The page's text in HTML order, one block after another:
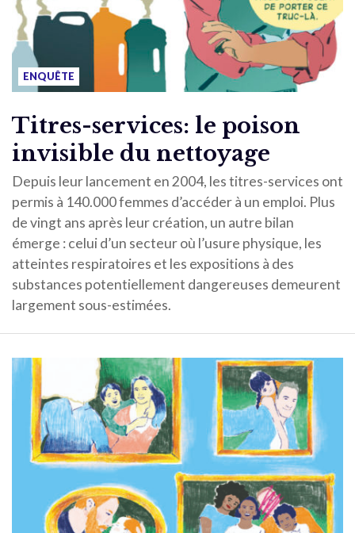
ENQUÊTE
Titres-services: le poison
invisible du nettoyage
Depuis leur lancement en 2004, les titres-services ont
permis à 140.000 femmes d’accéder à un emploi. Plus
de vingt ans après leur création, un autre bilan
émerge : celui d’un secteur où l’usure physique, les
atteintes respiratoires et les expositions à des
substances potentiellement dangereuses demeurent
largement sous-estimées.